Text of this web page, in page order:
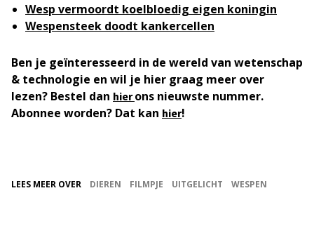
Wesp vermoordt koelbloedig eigen koningin
Wespensteek doodt kankercellen
Ben je geïnteresseerd in de wereld van wetenschap
& technologie en wil je hier graag meer over
lezen? Bestel dan hierons nieuwste nummer.
Abonnee worden? Dat kan hier!
LEES MEER OVER DIEREN FILMPJE UITGELICHT WESPEN